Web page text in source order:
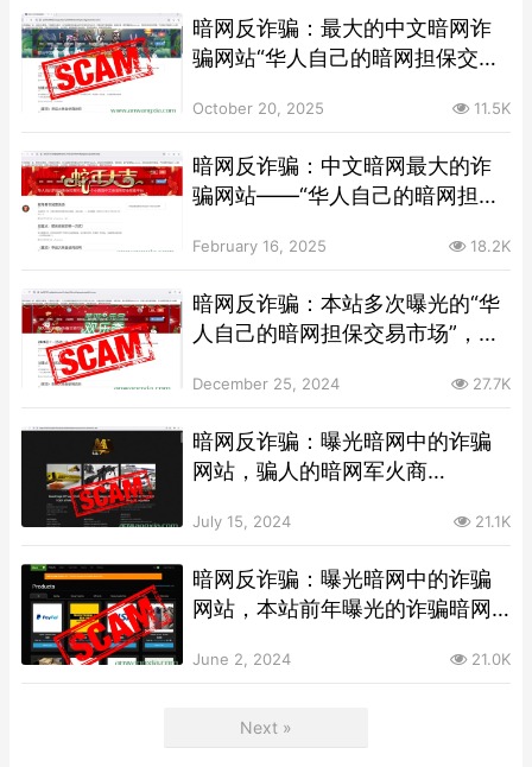
暗网反诈骗：最大的中文暗网诈
骗网站“华人自己的暗网担保交易
葱域名
October 20, 2025 11.5K
暗网反诈骗：中文暗网最大的诈
骗网站——“华人自己的暗网担保
February 16, 2025 18.2K
暗网反诈骗：本站多次曝光的“华
人自己的暗网担保交易市场”，再
December 25, 2024 27.7K
暗网反诈骗：曝光暗网中的诈骗
网站，骗人的暗网军火商
July 15, 2024 21.1K
暗网反诈骗：曝光暗网中的诈骗
网站，本站前年曝光的诈骗暗网
June 2, 2024 21.0K
Next »